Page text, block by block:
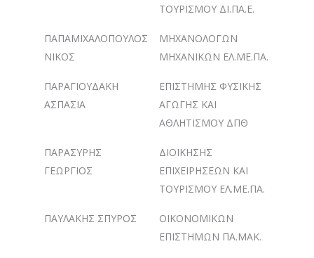
ΤΟΥΡΙΣΜΟΥ ΔΙ.ΠΑ.Ε.
ΠΑΠΑΜΙΧΑΛΟΠΟΥΛΟΣ
ΝΙΚΟΣ
ΜΗΧΑΝΟΛΟΓΩΝ
ΜΗΧΑΝΙΚΩΝ ΕΛ.ΜΕ.ΠΑ.
ΠΑΡΑΓΙΟΥΔΑΚΗ
ΑΣΠΑΣΙΑ
ΕΠΙΣΤΗΜΗΣ ΦΥΣΙΚΗΣ
ΑΓΩΓΗΣ ΚΑΙ
ΑΘΛΗΤΙΣΜΟΥ ΔΠΘ
ΠΑΡΑΣΥΡΗΣ
ΓΕΩΡΓΙΟΣ
ΔΙΟΙΚΗΣΗΣ
ΕΠΙΧΕΙΡΗΣΕΩΝ ΚΑΙ
ΤΟΥΡΙΣΜΟΥ ΕΛ.ΜΕ.ΠΑ.
ΠΑΥΛΑΚΗΣ ΣΠΥΡΟΣ
ΟΙΚΟΝΟΜΙΚΩΝ
ΕΠΙΣΤΗΜΩΝ ΠΑ.ΜΑΚ.